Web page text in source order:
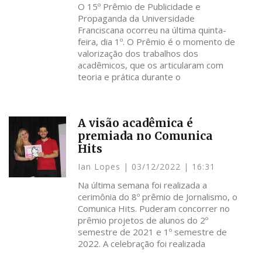
O 15º Prêmio de Publicidade e
Propaganda da Universidade
Franciscana ocorreu na última quinta-
feira, dia 1º. O Prêmio é o momento de
valorização dos trabalhos dos
acadêmicos, que os articularam com
teoria e prática durante o
A visão acadêmica é
premiada no Comunica
Hits
Ian Lopes 03/12/2022 16:31
Na última semana foi realizada a
cerimônia do 8º prêmio de Jornalismo, o
Comunica Hits. Puderam concorrer no
prêmio projetos de alunos do 2º
semestre de 2021 e 1º semestre de
2022. A celebração foi realizada